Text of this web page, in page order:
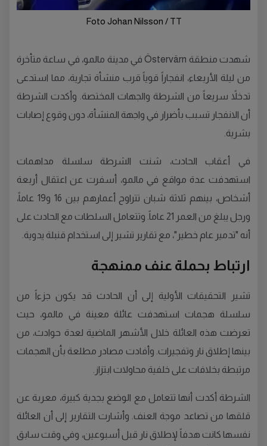
Foto Johan Nilsson / TT
شهدت منطقة Östervärn في مدينة مالمو، في ساعة متأخرة
من ليلة الأربعاء، انفجاراً قوياً قرب منشأة تجارية، مما استدعى
تدخلاً سريعاً من الشرطة والجهات المختصة. وأكدت الشرطة
أن الانفجار تسبب بأضرار في واجهة المنشأة، دون وقوع إصابات
بشرية.
في أعقاب الحادث، شنت الشرطة سلسلة مداهمات
استهدفت عدة مواقع في مالمو، أسفرت عن اعتقال أربعة
أشخاص، بينهم ثلاثة شبان تتراوح أعمارهم بين 16 و19 عاماً،
ورجل يبلغ من العمر 21 عاماً. وتتعامل السلطات مع الحادث على
أنه "تدمير عام خطير"، مع تقارير تشير إلى استخدام قنبلة يدوية.
ارتباط بحملة عنف ممنهجة
تشير التحقيقات الأولية إلى أن الحادث قد يكون جزءاً من
سلسلة هجمات استهدفت عائلة معينة في مالمو، حيث
تعرضت هذه العائلة خلال الأشهر الماضية لعدة حوادث، من
بينها إطلاق نار وتفجيرات. وأفادت مصادر مطلعة بأن الهجمات
مرتبطة بخلافات على خلفية محاولات ابتزاز.
الشرطة أكدت أنها تتعامل مع الوضع بجدية كبيرة، معربة عن
قلقها من تصاعد موجة العنف. وأشارت التقارير إلى أن العائلة
نفسها كانت هدفاً لإطلاق نار قبل أسبوعين، وفي وقت سابق